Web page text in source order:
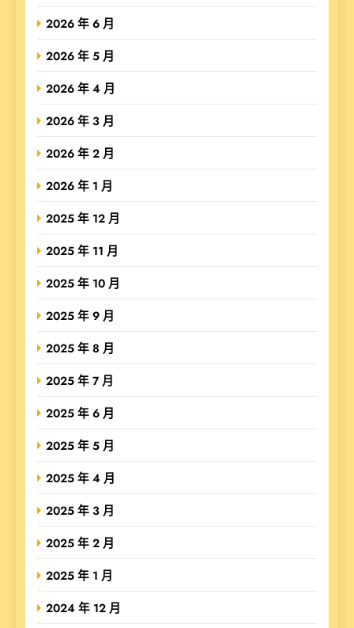
2026 年 6 月
2026 年 5 月
2026 年 4 月
2026 年 3 月
2026 年 2 月
2026 年 1 月
2025 年 12 月
2025 年 11 月
2025 年 10 月
2025 年 9 月
2025 年 8 月
2025 年 7 月
2025 年 6 月
2025 年 5 月
2025 年 4 月
2025 年 3 月
2025 年 2 月
2025 年 1 月
2024 年 12 月